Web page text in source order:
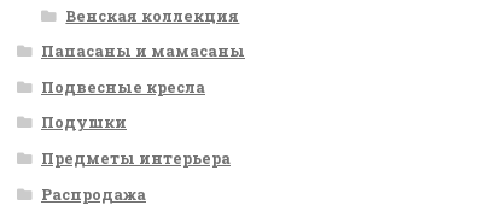
Венская коллекция
Папасаны и мамасаны
Подвесные кресла
Подушки
Предметы интерьера
Распродажа